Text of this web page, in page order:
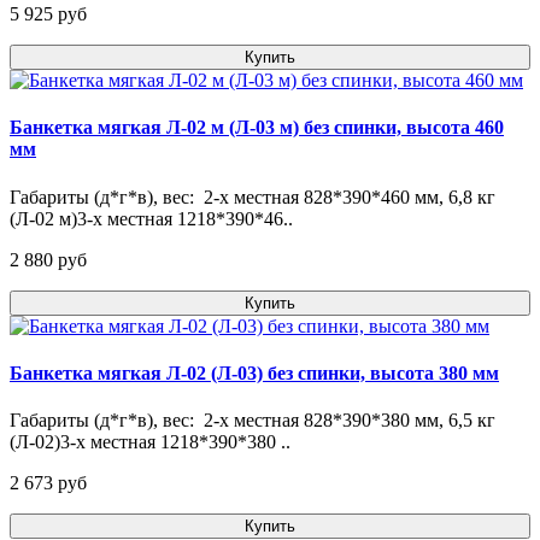
5 925 pуб
Купить
Банкетка мягкая Л-02 м (Л-03 м) без спинки, высота 460
мм
Габариты (д*г*в), вес: 2-х местная 828*390*460 мм, 6,8 кг
(Л-02 м)3-х местная 1218*390*46..
2 880 pуб
Купить
Банкетка мягкая Л-02 (Л-03) без спинки, высота 380 мм
Габариты (д*г*в), вес: 2-х местная 828*390*380 мм, 6,5 кг
(Л-02)3-х местная 1218*390*380 ..
2 673 pуб
Купить